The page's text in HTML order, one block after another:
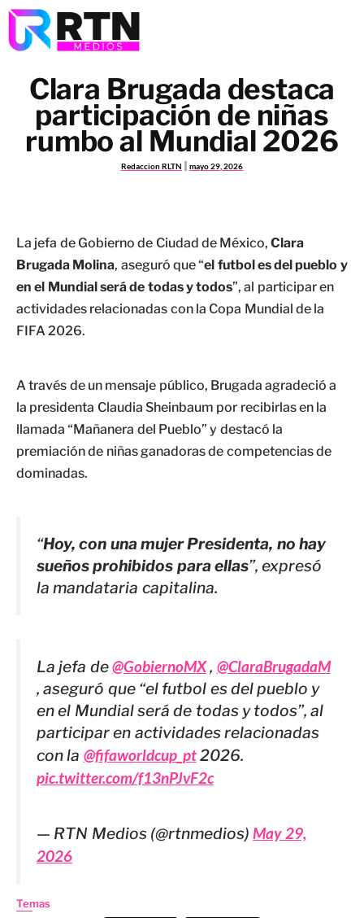
Clara Brugada destaca
participación de niñas
rumbo al Mundial 2026
Redaccion RLTN mayo 29, 2026
La jefa de Gobierno de Ciudad de México,Clara
Brugada Molina, aseguró que “el futbol es del pueblo y
en el Mundial será de todas y todos”, al participar en
actividades relacionadas con la Copa Mundial de la
FIFA 2026.
A través de un mensaje público, Brugada agradeció a
la presidenta Claudia Sheinbaum por recibirlas en la
llamada “Mañanera del Pueblo” y destacó la
premiación de niñas ganadoras de competencias de
dominadas.
“Hoy, con una mujer Presidenta, no hay
sueños prohibidos para ellas”, expresó
la mandataria capitalina.
La jefa de@GobiernoMX, @ClaraBrugadaM
, aseguró que “el futbol es del pueblo y
en el Mundial será de todas y todos”, al
participar en actividades relacionadas
con la @fifaworldcup_pt2026.
pic.twitter.com/f13nPJvF2c
— RTN Medios (@rtnmedios)May 29,
2026
Temas